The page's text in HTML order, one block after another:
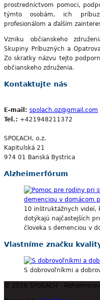
prostredníctvom pomoci,
týmto osobám, ich
profesionálom a ďalším
Vzniku občianskeho
Skupiny Príbuzných a
Zo skratky názvu tejto
občianskeho združenia.
Kontaktujte nás
E-mail: spolach.oz@gmail.com
Tel.: +421948211372
SPOĽACH, o.z.
Kapitulská 21
974 01 Banská Bystrica
Alzheimerfórum
10 inštruktážnych videí,
dotýkajú najčastejších
človeka s demenciou v
Vlastníme značku
S dobrovoľníkmi a
© 2026 SPOĽACH -